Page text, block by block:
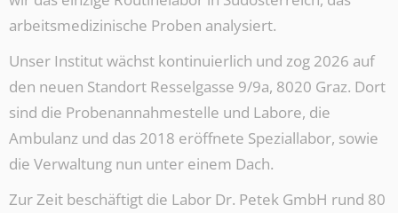
arbeitsmedizinische Proben analysiert.
Unser Institut wächst kontinuierlich und zog 2026 auf
den neuen Standort Resselgasse 9/9a, 8020 Graz. Dort
sind die Probenannahmestelle und Labore, die
Ambulanz und das 2018 eröffnete Speziallabor, sowie
die Verwaltung nun unter einem Dach.
Zur Zeit beschäftigt die Labor Dr. Petek GmbH rund 80